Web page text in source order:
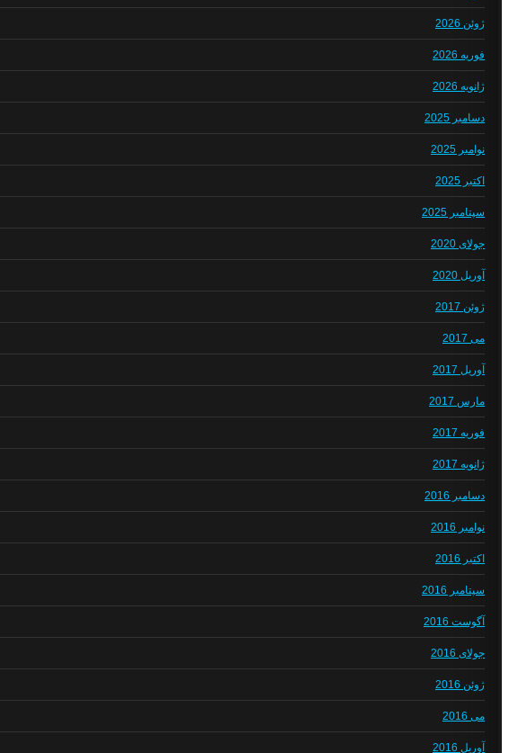
ژوئن 2026
فوریه 2026
ژانویه 2026
دسامبر 2025
نوامبر 2025
اکتبر 2025
سپتامبر 2025
جولای 2020
آوریل 2020
ژوئن 2017
می 2017
آوریل 2017
مارس 2017
فوریه 2017
ژانویه 2017
دسامبر 2016
نوامبر 2016
اکتبر 2016
سپتامبر 2016
آگوست 2016
جولای 2016
ژوئن 2016
می 2016
آوریل 2016